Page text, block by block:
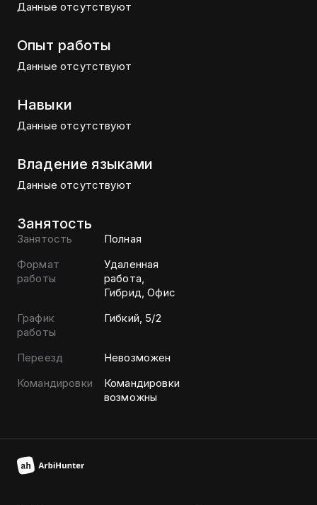
Данные отсутствуют
Опыт работы
Данные отсутствуют
Навыки
Данные отсутствуют
Владение языками
Данные отсутствуют
Занятость
Занятость
Полная
Формат
работы
Удаленная
работа,
Гибрид, Офис
График
работы
Гибкий, 5/2
Переезд
Невозможен
Командировки
Командировки
возможны